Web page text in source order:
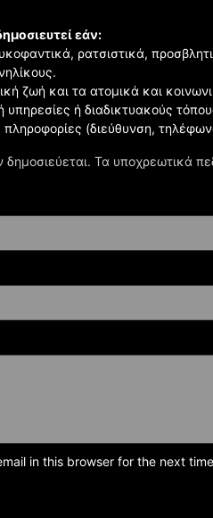
Τα υποχρεωτικά
εάν:
ρατσιστικά,
ζωή και τα ατομικά και
υπηρεσίες ή διαδικτυακούς
πληροφορίες (διεύθυνση,
in this browser for the next